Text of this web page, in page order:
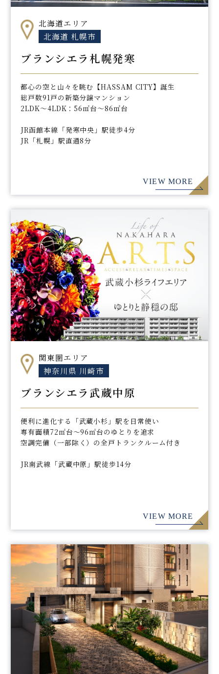
北海道エリア
北海道 札幌市
ブランシエラ札幌発寒
都心の空と山々を眺む【HASSAM CITY】誕生
総戸数91戸の新築分譲マンション
2LDK～4LDK：56㎡台～86㎡台
JR函館本線「発寒中央」駅徒歩4分
JR「札幌」駅直通8分
VIEW MORE
関東圏エリア
神奈川県 川崎市
ブランシエラ武蔵中原
便利に進化する「武蔵小杉」駅を日常使い
専有面積72㎡台〜96㎡台のゆとりを追求
空調完備（一部除く）の全戸トランクルーム付き
JR南武線「武蔵中原」駅徒歩14分
VIEW MORE